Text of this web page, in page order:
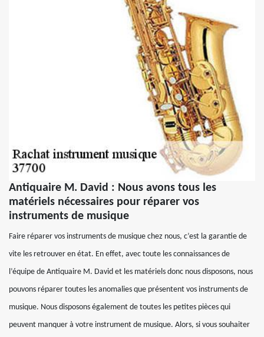
Antiquaire M. David : Nous avons tous les
matériels nécessaires pour réparer vos
instruments de musique
Faire réparer vos instruments de musique chez nous, c’est la garantie de
vite les retrouver en état. En effet, avec toute les connaissances de
l’équipe de Antiquaire M. David et les matériels donc nous disposons, nous
pouvons réparer toutes les anomalies que présentent vos instruments de
musique. Nous disposons également de toutes les petites pièces qui
peuvent manquer à votre instrument de musique. Alors, si vous souhaiter